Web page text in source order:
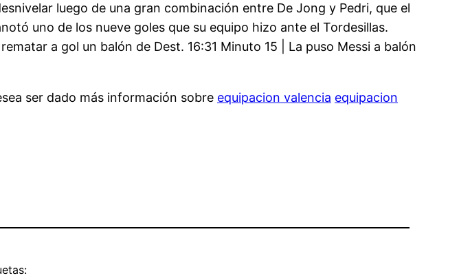
luego de una gran combinación entre De Jong y Pedri, que el
uno de los nueve goles que su equipo hizo ante el Tordesillas.
a gol un balón de Dest. 16:31 Minuto 15 | La puso Messi a balón
ser dado más información sobre equipacion valencia equipacion